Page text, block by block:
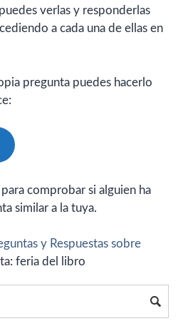
verlas y responderlas
a cada una de ellas en
pregunta puedes hacerlo
comprobar si alguien ha
similar a la tuya.
y Respuestas sobre
feria del libro